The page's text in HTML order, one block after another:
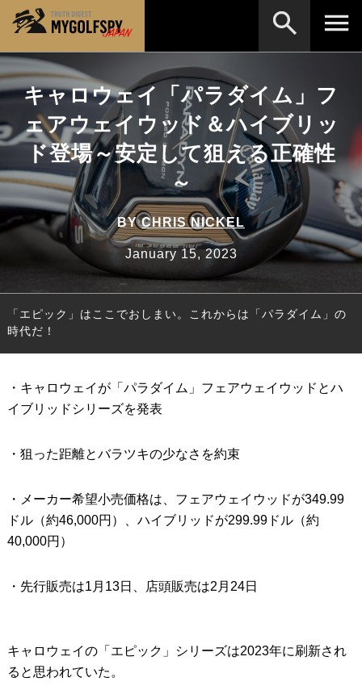
キャロウェイ「パラダイム」フ
ェアウェイウッド＆ハイブリッ
ド登場～安定して狙える正確性
～
BYCHRIS NICKEL
January 15, 2023
「エピック」はここでおしまい。これからは「パラダイム」の
時代だ！
・キャロウェイが「パラダイム」フェアウェイウッドとハ
イブリッドシリーズを発表
・狙った距離とバラツキの少なさを約束
・メーカー希望小売価格は、フェアウェイウッドが349.99
ドル（約46,000円）、ハイブリッドが299.99ドル（約
40,000円）
・先行販売は1月13日、店頭販売は2月24日
キャロウェイの「エピック」シリーズは2023年に刷新され
ると思われていた。
MOST WANTED テストランキング
NEW RELEASES 新製品情報
HOW TO ゴルフ上達・実践テクニック
LAB テスト・データ検証
Golf News ゴルフニュース
REVIEWS 製品レビュー
ドライバー
FAIRWAY WOODS フェアウェイウッド
HYBRIDS ハイブリッド
IRONS アイアン
PUTTERS パター
OTHER その他
Editor’s Picks 編集部のおすすめ
Our Mission 私たちの使命
※メーカー名やクラブ名など、検索したい事柄を入
力してください。
検索